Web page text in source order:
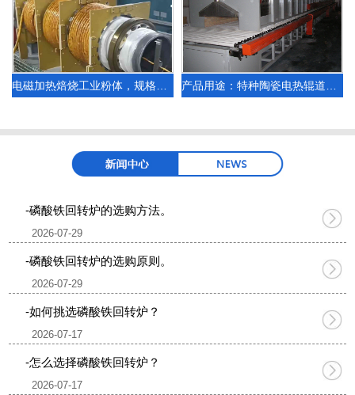
-磷酸铁回转炉的选购方法。
2026-07-29
-磷酸铁回转炉的选购原则。
2026-07-29
-如何挑选磷酸铁回转炉？
2026-07-17
-怎么选择磷酸铁回转炉？
2026-07-17